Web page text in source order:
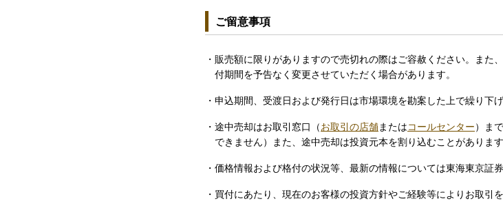
ご留意事項
・販売額に限りがありますので売切れの際はご容赦ください。ま
付期間を予告なく変更させていただく場合があります。
・申込期間、受渡日および発行日は市場環境を勘案した上で繰り下
・途中売却はお取引窓口（お取引の店舗またはコールセンター）ま
できません）また、途中売却は投資元本を割り込むことがありま
・価格情報および格付の状況等、最新の情報については東海東京証
・買付にあたり、現在のお客様の投資方針やご経験等によりお取引